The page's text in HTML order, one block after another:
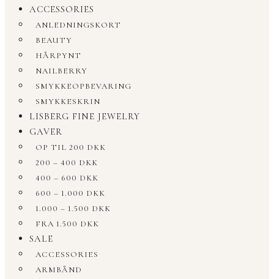
ACCESSORIES
ANLEDNINGSKORT
BEAUTY
HÅRPYNT
NAILBERRY
SMYKKEOPBEVARING
SMYKKESKRIN
LISBERG FINE JEWELRY
GAVER
OP TIL 200 DKK
200 – 400 DKK
400 – 600 DKK
600 – 1.000 DKK
1.000 – 1.500 DKK
FRA 1.500 DKK
SALE
ACCESSORIES
ARMBÅND